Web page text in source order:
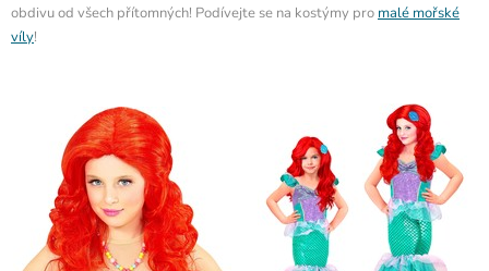
obdivu od všech přítomných! Podívejte se na kostýmy pro malé mořské
víly!